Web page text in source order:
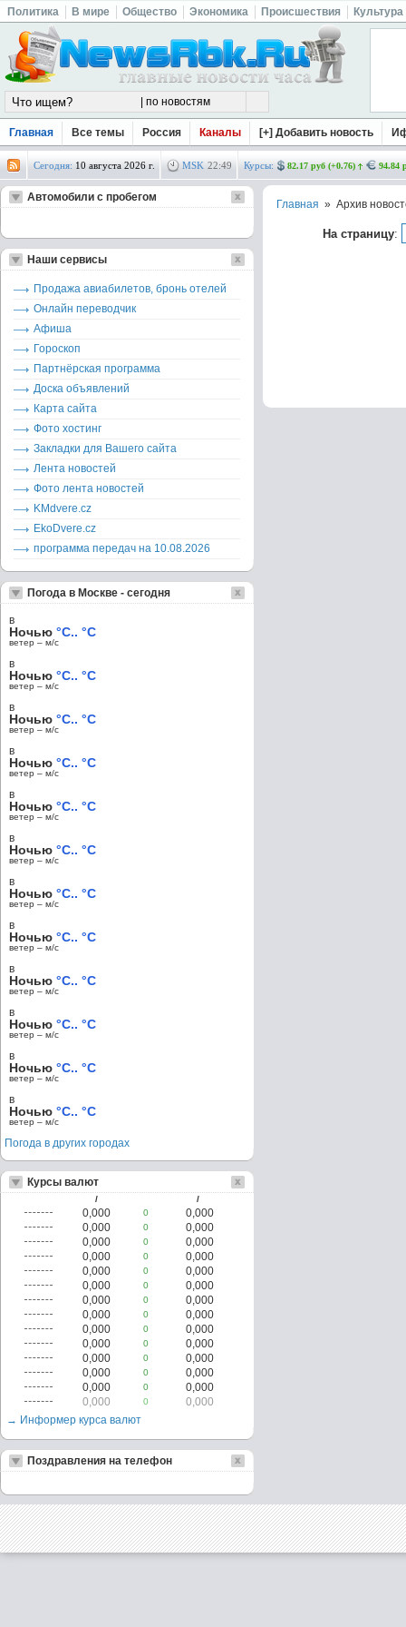
Политика В мире Общество Экономика Происшествия Культура
Главная Все темы Россия Каналы [+] Добавить новость
Сегодня: 10 августа 2026 г. MSK 22:49 Курсы: 82.17 руб (+0.76) 94.84
Главная » Архив
На страницу:
Автомобили с пробегом
Наши сервисы
Продажа авиабилетов, бронь отелей
Онлайн переводчик
Афиша
Гороскоп
Партнёрская программа
Доска объявлений
Карта сайта
Фото хостинг
Закладки для Вашего сайта
Лента новостей
Фото лента новостей
KMdvere.cz
EkoDvere.cz
программа передач на 10.08.2026
Погода в Москве - сегодня
в
Ночью °C.. °C
ветер – м/c
в
Ночью °C.. °C
ветер – м/c
в
Ночью °C.. °C
ветер – м/c
в
Ночью °C.. °C
ветер – м/c
в
Ночью °C.. °C
ветер – м/c
в
Ночью °C.. °C
ветер – м/c
в
Ночью °C.. °C
ветер – м/c
в
Ночью °C.. °C
ветер – м/c
в
Ночью °C.. °C
ветер – м/c
в
Ночью °C.. °C
ветер – м/c
в
Ночью °C.. °C
ветер – м/c
в
Ночью °C.. °C
ветер – м/c
Погода в других городах
Курсы валют
/ /
0,000 0
0,000
0,000
0
0,000
0,000
0
0,000
0,000
0
0,000
0,000
0
0,000
0,000
0
0,000
0,000
0
0,000
0,000
0
0,000
0,000
0
0,000
0,000
0
0,000
0,000
0
0,000
0,000
0
0,000
0,000
0
0,000
0,000
0
0,000
→ Информер курса валют
Поздравления на телефон